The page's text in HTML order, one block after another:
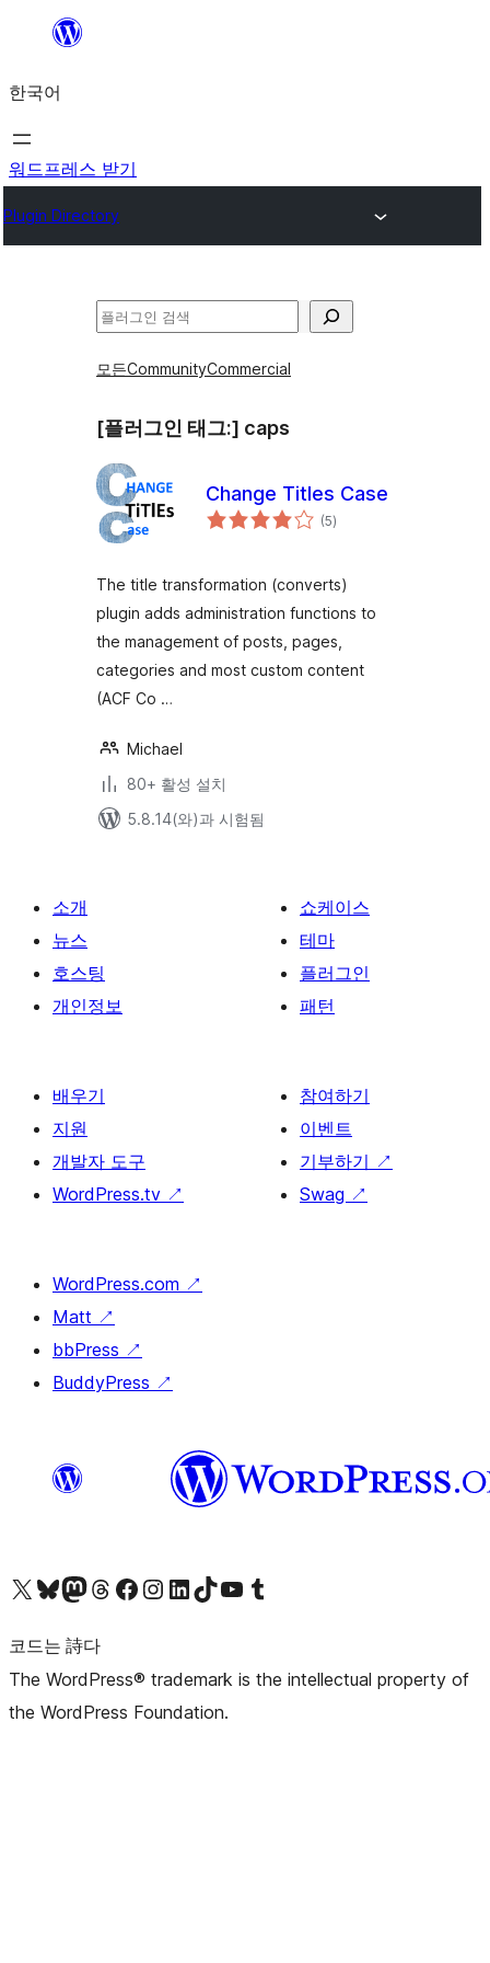
츠
로
바
가
한국어
워드프레스 받기
Plugin Directory
검
모든CommunityCommercial
[플러그인 태그:] caps
Change Titles Case
(5전
체)
The title transformation (converts)
plugin adds administration functions to
the management of posts, pages,
categories and most custom content
(ACF Co …
Michael
80+ 활성 설치
5.8.14(와)과 시험됨
소개
뉴스
호스팅
개인정보
쇼케이스
테마
플러그인
패턴
배우기
지원
개발자 도구
WordPress.tv ↗
참여하기
이벤트
기부하기 ↗
Swag ↗
WordPress.com ↗
Matt ↗
bbPress ↗
BuddyPress ↗
X(이전 트위터) 계정 방문하기블루스카이 계정 방문하기마스토돈 계정 방문하기스레드 계정 방문하기 페이스북 페이지 방문하기인스타그램 계정 방문하기 LinkedIn 계정 방문하기틱톡 계정 방문하기유튜브 채널 방문하기 텀블러 계정 방문하기
코드는 詩다
The WordPress® trademark is the intellectual property of
the WordPress Foundation.